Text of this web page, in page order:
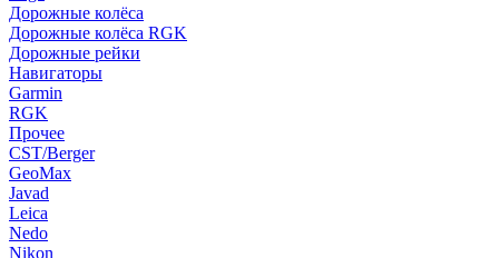
Дорожные колёса
Дорожные колёса RGK
Дорожные рейки
Навигаторы
Garmin
RGK
Прочее
CST/Berger
GeoMax
Javad
Leica
Nedo
Nikon